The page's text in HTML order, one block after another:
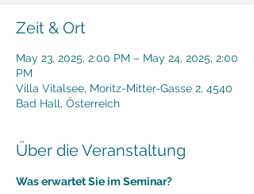
Zeit & Ort
May 23, 2025, 2:00 PM – May 24, 2025, 2:00
PM
Villa Vitalsee, Moritz-Mitter-Gasse 2, 4540
Bad Hall, Österreich
Über die Veranstaltung
Was erwartet Sie im Seminar?